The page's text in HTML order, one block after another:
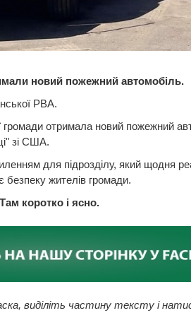
новий пожежний автомобіль.
РВА.
отримала новий пожежний
зі США.
для підрозділу, який щодня
безпеку жителів громади.
коротко і ясно.
виділіть частину тексту і